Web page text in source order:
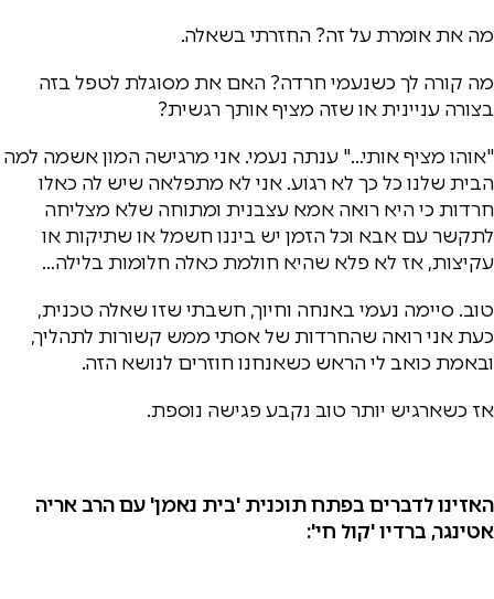
מה את אומרת על זה? החזרתי בשאלה.
מה קורה לך כשנעמי חרדה? האם את מסוגלת לטפל בזה
בצורה עניינית או שזה מציף אותך רגשית?
"אוהו מציף אותי…" ענתה נעמי. אני מרגישה המון אשמה למה
הבית שלנו כל כך לא רגוע. אני לא מתפלאה שיש לה כאלו
חרדות כי היא רואה אמא עצבנית ומתוחה שלא מצליחה
לתקשר עם אבא וכל הזמן יש ביננו חשמל או שתיקות או
עקיצות, אז לא פלא שהיא חולמת כאלה חלומות בלילה…
טוב. סיימה נעמי באנחה וחיוך, חשבתי שזו שאלה טכנית,
כעת אני רואה שהחרדות של אסתי ממש קשורות לתהליך,
ובאמת כואב לי הראש כשאנחנו חוזרים לנושא הזה.
אז כשארגיש יותר טוב נקבע פגישה נוספת.
האזינו לדברים בפתח תוכנית 'בית נאמן' עם הרב אריה
אטינגר, ברדיו 'קול חי':